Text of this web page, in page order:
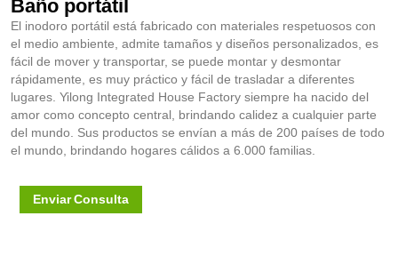
Baño portátil
El inodoro portátil está fabricado con materiales respetuosos con
el medio ambiente, admite tamaños y diseños personalizados, es
fácil de mover y transportar, se puede montar y desmontar
rápidamente, es muy práctico y fácil de trasladar a diferentes
lugares. Yilong Integrated House Factory siempre ha nacido del
amor como concepto central, brindando calidez a cualquier parte
del mundo. Sus productos se envían a más de 200 países de todo
el mundo, brindando hogares cálidos a 6.000 familias.
Enviar Consulta